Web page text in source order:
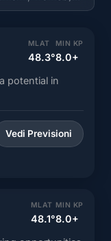
MLAT
48.3°
MIN KP
8.0+
potential in
Vedi Previsioni
MLAT
48.1°
MIN KP
8.0+